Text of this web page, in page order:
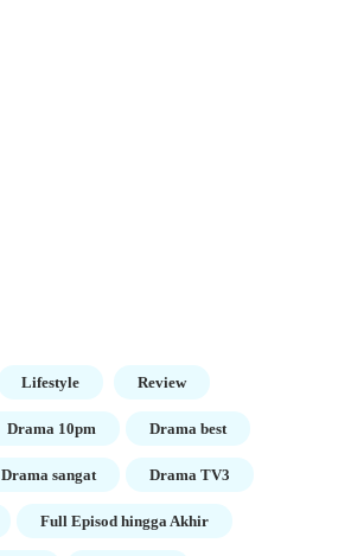
Lifestyle Review
Drama 10pm Drama best
Drama sangat Drama TV3
Full Episod hingga Akhir